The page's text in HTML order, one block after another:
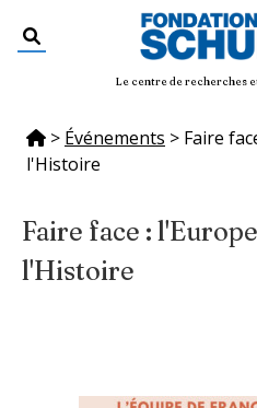
Le centre de recherches
> Événements > Faire
l'Histoire
Faire face :
l'Histoire